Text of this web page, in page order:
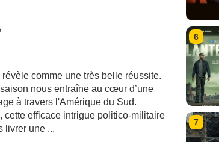
comme une très belle réussite.
nous entraîne au cœur d’une
à travers l'Amérique du Sud.
cette efficace intrigue politico-militaire
livrer une ...
6
7